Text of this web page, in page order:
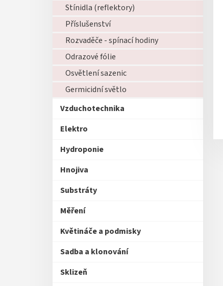
Stínidla (reflektory)
Příslušenství
Rozvaděče - spínací hodiny
Odrazové fólie
Osvětlení sazenic
Germicidní světlo
Vzduchotechnika
Elektro
Hydroponie
Hnojiva
Substráty
Měření
Květináče a podmisky
Sadba a klonování
Sklizeň